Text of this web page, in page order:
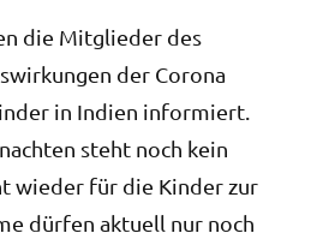
die Mitglieder des
der Corona
in Indien informiert.
steht noch kein
wieder für die Kinder zur
dürfen aktuell nur noch